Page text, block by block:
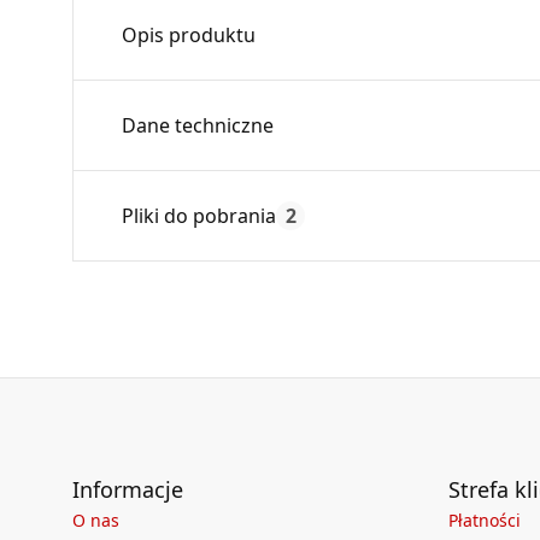
Opis produktu
zredukowanie średnicy kanału głównego
Dane techniczne
Max. temperatura:
Pliki do pobrania 2
Informacje
O nas
Strefa
Płatności